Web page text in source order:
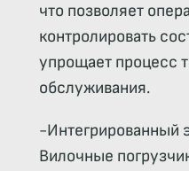
что позволяет
контролировать
упрощает процесс
обслуживания.
-Интегрированный
Вилочные